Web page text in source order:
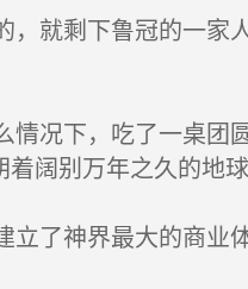
就剩下鲁冠的一家
况下，吃了一桌团
着阔别万年之久的地
了神界最大的商业